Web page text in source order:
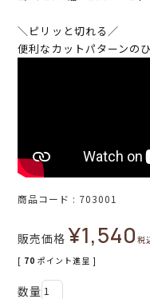
＼ピリッと切れる／
便利なカットパターンの
商品コード 703001
販売価格 ¥1,540税
[ 70 ポイント進呈 ]